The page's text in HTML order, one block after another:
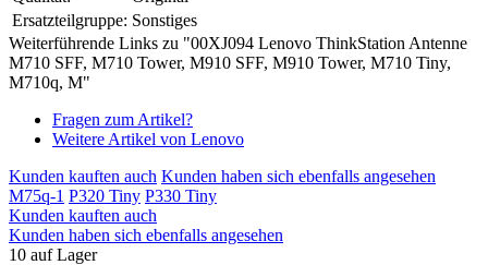
Ersatzteilgruppe: Sonstiges
Weiterführende Links zu "00XJ094 Lenovo ThinkStation Antenne
M710 SFF, M710 Tower, M910 SFF, M910 Tower, M710 Tiny,
M710q, M"
Fragen zum Artikel?
Weitere Artikel von Lenovo
Kunden kauften auch Kunden haben sich ebenfalls angesehen
M75q-1 P320 Tiny P330 Tiny
Kunden kauften auch
Kunden haben sich ebenfalls angesehen
10 auf Lager